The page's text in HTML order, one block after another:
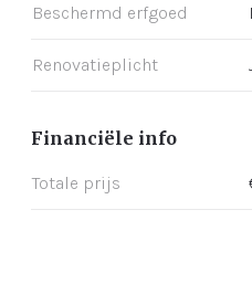
Beschermd erfgoed
Renovatieplicht
Financiële info
Totale prijs